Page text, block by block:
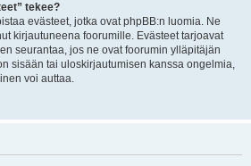
tekee?
evästeet, jotka ovat phpBB:n luomia. Ne
kirjautuneena foorumille. Evästeet tarjoavat
seurantaa, jos ne ovat foorumin ylläpitäjän
sisään tai uloskirjautumisen kanssa ongelmia,
voi auttaa.